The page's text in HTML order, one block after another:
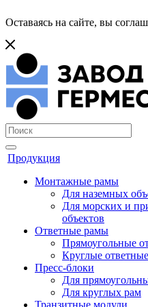
Оставаясь на сайте, вы
Продукция
Монтажные рамы
Для наземных
Для морских и
объектов
Ответные рамы
Прямоугольные
Круглые
Пресс-блоки
Для
Для круглых рам
Транзитные модули